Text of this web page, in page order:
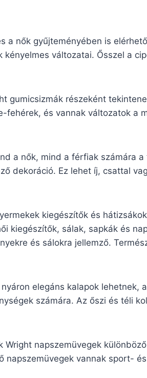
a nők gyűjteményében is
változatai. Ősszel a
gumicsizmák részeként
és vannak változatok a
a nők, mind a férfiak számára
dekoráció. Ez lehet íj, csattal
kiegészítők és
kiegészítők, sálak, sapkák és
és sálokra jellemző.
elegáns kalapok lehetnek,
számára. Az őszi és téli
napszemüvegek
vannak sport-